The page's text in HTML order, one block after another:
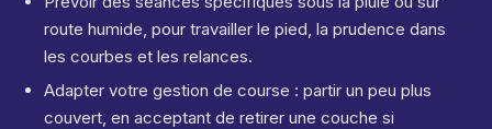
route humide, pour travailler le pied, la prudence dans
les courbes et les relances.
Adapter votre gestion de course : partir un peu plus
couvert, en acceptant de retirer une couche si